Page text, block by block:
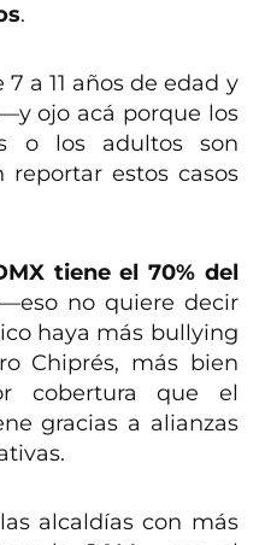
.
a 11 años de edad y
—y ojo acá porque los
o los adultos son
reportar estos casos
tiene el 70% del
—eso no quiere decir
haya más bullying
Chiprés, más bien
cobertura que el
gracias a alianzas
alcaldías con más